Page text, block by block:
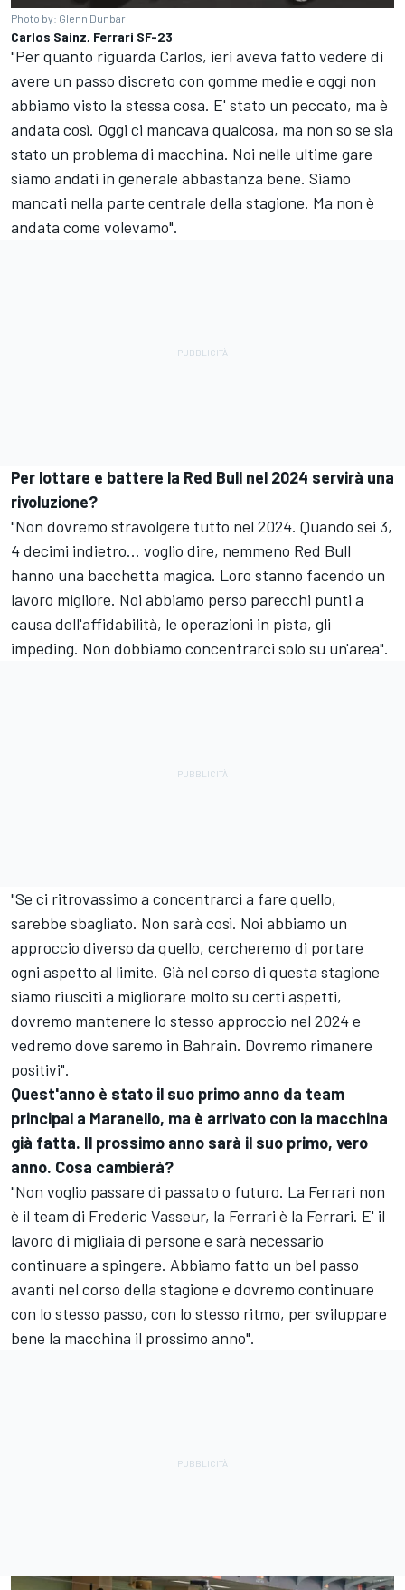
Photo by: Glenn Dunbar
Carlos Sainz, Ferrari SF-23
"Per quanto riguarda Carlos, ieri aveva fatto vedere di
avere un passo discreto con gomme medie e oggi non
abbiamo visto la stessa cosa. E' stato un peccato, ma è
andata così. Oggi ci mancava qualcosa, ma non so se sia
stato un problema di macchina. Noi nelle ultime gare
siamo andati in generale abbastanza bene. Siamo
mancati nella parte centrale della stagione. Ma non è
andata come volevamo".
Per lottare e battere la Red Bull nel 2024 servirà una
rivoluzione?
"Non dovremo stravolgere tutto nel 2024. Quando sei 3,
4 decimi indietro... voglio dire, nemmeno Red Bull
hanno una bacchetta magica. Loro stanno facendo un
lavoro migliore. Noi abbiamo perso parecchi punti a
causa dell'affidabilità, le operazioni in pista, gli
impeding. Non dobbiamo concentrarci solo su un'area".
"Se ci ritrovassimo a concentrarci a fare quello,
sarebbe sbagliato. Non sarà così. Noi abbiamo un
approccio diverso da quello, cercheremo di portare
ogni aspetto al limite. Già nel corso di questa stagione
siamo riusciti a migliorare molto su certi aspetti,
dovremo mantenere lo stesso approccio nel 2024 e
vedremo dove saremo in Bahrain. Dovremo rimanere
positivi".
Quest'anno è stato il suo primo anno da team
principal a Maranello, ma è arrivato con la macchina
già fatta. Il prossimo anno sarà il suo primo, vero
anno. Cosa cambierà?
"Non voglio passare di passato o futuro. La Ferrari non
è il team di Frederic Vasseur, la Ferrari è la Ferrari. E' il
lavoro di migliaia di persone e sarà necessario
continuare a spingere. Abbiamo fatto un bel passo
avanti nel corso della stagione e dovremo continuare
con lo stesso passo, con lo stesso ritmo, per sviluppare
bene la macchina il prossimo anno".